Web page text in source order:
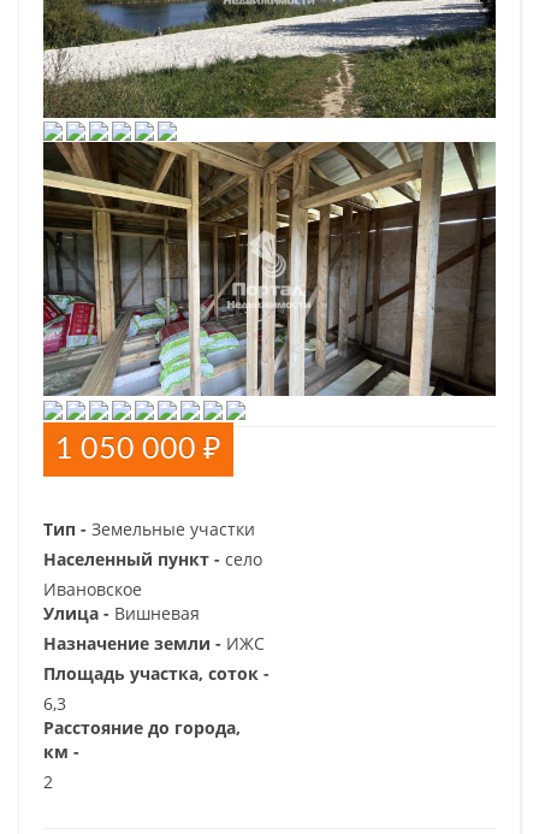
1 050 000 ₽
Тип - Земельные участки
Населенный пункт - село
Ивановское
Улица - Вишневая
Назначение земли - ИЖС
Площадь участка, соток -
6,3
Расстояние до города,
км -
2